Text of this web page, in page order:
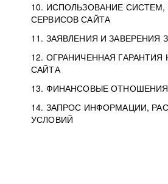
10. ИСПОЛЬЗОВАНИЕ
СЕРВИСОВ САЙТА
11. ЗАЯВЛЕНИЯ И ЗАВЕРЕНИЯ
12. ОГРАНИЧЕННАЯ
САЙТА
13. ФИНАНСОВЫЕ ОТНОШЕНИЯ
14. ЗАПРОС ИНФОРМАЦИИ,
УСЛОВИЙ